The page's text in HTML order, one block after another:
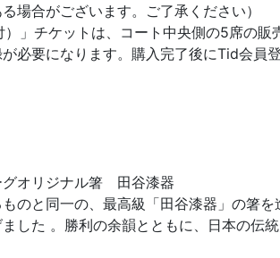
場合がございます。ご了承ください）
」チケットは、コート中央側の5席の販
必要になります。購入完了後にTid会員
オリジナル箸 田谷漆器
のと同一の、最高級「田谷漆器」の箸
した 。勝利の余韻とともに、日本の伝